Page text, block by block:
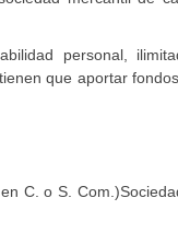
personal,
que aportar
C. o S.